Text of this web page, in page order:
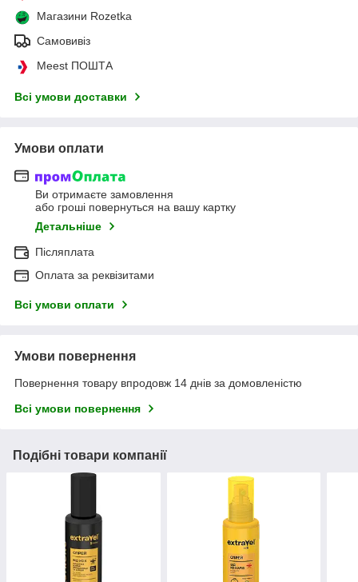
Магазини Rozetka
Самовивіз
Meest ПОШТА
Всі умови доставки
Умови оплати
Ви отримаєте замовлення
або гроші повернуться на вашу картку
Детальніше
Післяплата
Оплата за реквізитами
Всі умови оплати
Умови повернення
Повернення товару впродовж 14 днів за домовленістю
Всі умови повернення
Подібні товари компанії